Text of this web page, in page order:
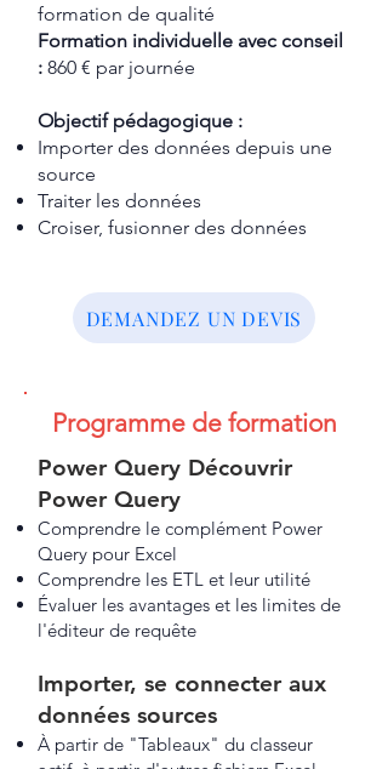
formation de qualité
Formation individuelle avec conseil
: 860 € par journée
Objectif pédagogique :
Importer des données depuis une
source
Traiter les données
Croiser, fusionner des données
DEMANDEZ UN DEVIS
Programme de formation​​
Power Query Découvrir
Power Query
Comprendre le complément Power
Query pour Excel
Comprendre les ETL et leur utilité
Évaluer les avantages et les limites de
l'éditeur de requête
Importer, se connecter aux
données sources
À partir de "Tableaux" du classeur